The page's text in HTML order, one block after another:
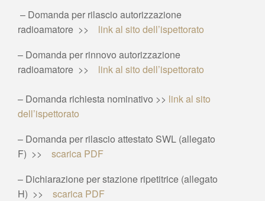
– Domanda per rilascio autorizzazione
radioamatore >> link al sito dell’ispettorato
– Domanda per rinnovo autorizzazione
radioamatore >> link al sito dell’ispettorato
– Domanda richiesta nominativo >> link al sito
dell’ispettorato
– Domanda per rilascio attestato SWL (allegato
F) >> scarica PDF
– Dichiarazione per stazione ripetitrice (allegato
H) >> scarica PDF